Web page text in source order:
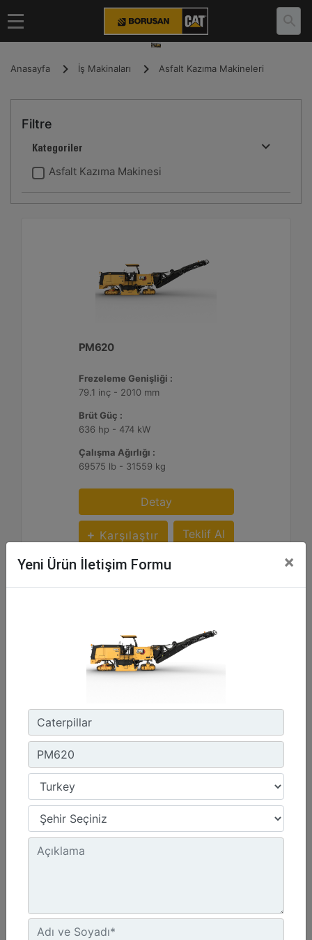
Anasayfa İş Makinaları Asfalt Kazıma Makineleri
Filtre
Kategoriler
Asfalt Kazıma Makinesi
PM620
Frezeleme Genişliği :
79.1 inç - 2010 mm
Brüt Güç :
636 hp - 474 kW
Çalışma Ağırlığı :
69575 lb - 31559 kg
Detay
Karşılaştır Teklif Al
PM310
39.4 inç - 1000 mm
343 hp - 256 kW
Çalışma Ağırlığı :
46770 lb - 21215 kg
Yeni Ürün İletişim Formu ×